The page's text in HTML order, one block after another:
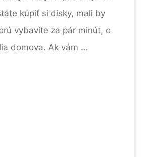
kúpiť si disky, mali by
vybavíte za pár minút, o
domova. Ak vám …